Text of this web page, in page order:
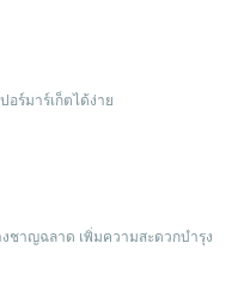
ร์มาร์เก็ตได้ง่าย
งชาญฉลาด เพิ่มความสะดวกบำรุง